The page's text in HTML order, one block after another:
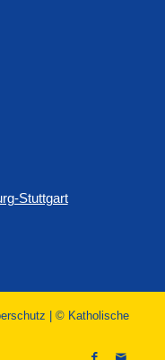
Stuttgart
| © Katholische